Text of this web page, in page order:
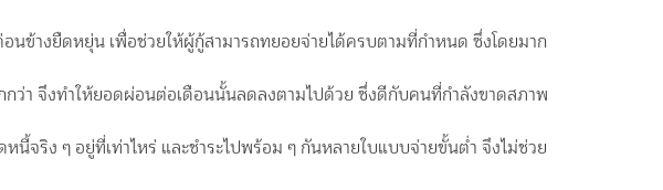
นข้างยืดหยุ่น เพื่อช่วยให้ผู้กู้สามารถทยอยจ่ายได้ครบตามที่กำหนด ซึ่งโดยมาก
ว่า จึงทำให้ยอดผ่อนต่อเดือนนั้นลดลงตามไปด้วย ซึ่งดีกับคนที่กำลังขาดสภาพ
จริง ๆ อยู่ที่เท่าไหร่ และชำระไปพร้อม ๆ กันหลายใบแบบจ่ายขั้นต่ำ จึงไม่ช่วย